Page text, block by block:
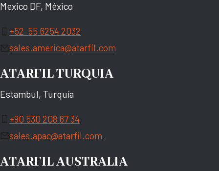
Mexico DF, México
+52 55 6254 2032
sales.america@atarfil.com
ATARFIL TURQUIA
Estambul, Turquía
+90 530 208 67 34
sales.apac@atarfil.com
ATARFIL AUSTRALIA